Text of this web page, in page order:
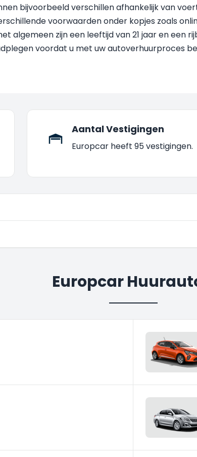
bijvoorbeeld verschillen afhankelijk van
voorwaarden onder kopjes zoals
algemeen zijn een leeftijd van 21 jaar en een
voordat u met uw autoverhuurproces
Aantal Vestigingen
Europcar heeft 95 vestigingen.
Europcar